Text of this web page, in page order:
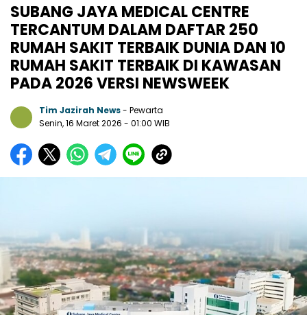
SUBANG JAYA MEDICAL CENTRE
TERCANTUM DALAM DAFTAR 250
RUMAH SAKIT TERBAIK DUNIA DAN 10
RUMAH SAKIT TERBAIK DI KAWASAN
PADA 2026 VERSI NEWSWEEK
Tim Jazirah News- Pewarta
Senin, 16 Maret 2026 - 01:00 WIB